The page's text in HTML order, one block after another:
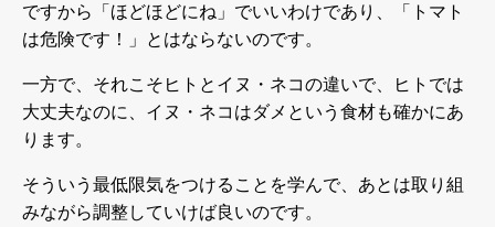
ですから「ほどほどにね」でいいわけであり、「トマト
は危険です！」とはならないのです。
一方で、それこそヒトとイヌ・ネコの違いで、ヒトでは
大丈夫なのに、イヌ・ネコはダメという食材も確かにあ
ります。
そういう最低限気をつけることを学んで、あとは取り組
みながら調整していけば良いのです。